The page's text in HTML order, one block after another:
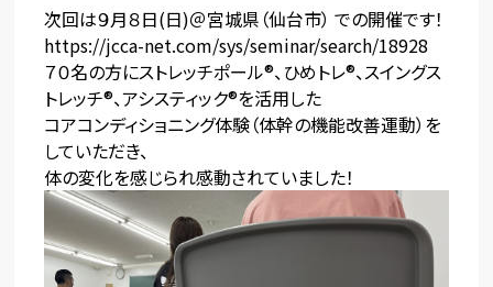
次回は９月８日(日)＠宮城県（仙台市） での開催です！
https://jcca-net.com/sys/seminar/search/18928
７０名の方にストレッチポール®、ひめトレ®、スイングス
トレッチ®、アシスティック®を活用した
コアコンディショニング体験（体幹の機能改善運動）を
していただき、
体の変化を感じられ感動されていました！